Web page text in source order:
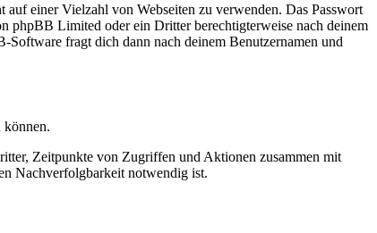
einer Vielzahl von Webseiten zu verwenden. Das Passwort
phpBB Limited oder ein Dritter berechtigterweise nach deinem
Software fragt dich dann nach deinem Benutzernamen und
können.
Zeitpunkte von Zugriffen und Aktionen zusammen mit
Nachverfolgbarkeit notwendig ist.